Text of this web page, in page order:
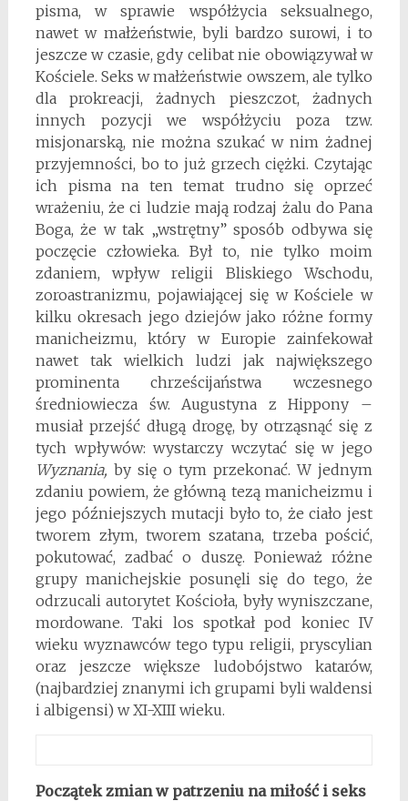
pisma, w sprawie współżycia seksualnego,
nawet w małżeństwie, byli bardzo surowi, i to
jeszcze w czasie, gdy celibat nie obowiązywał w
Kościele. Seks w małżeństwie owszem, ale tylko
dla prokreacji, żadnych pieszczot, żadnych
innych pozycji we współżyciu poza tzw.
misjonarską, nie można szukać w nim żadnej
przyjemności, bo to już grzech ciężki. Czytając
ich pisma na ten temat trudno się oprzeć
wrażeniu, że ci ludzie mają rodzaj żalu do Pana
Boga, że w tak „wstrętny” sposób odbywa się
poczęcie człowieka. Był to, nie tylko moim
zdaniem, wpływ religii Bliskiego Wschodu,
zoroastranizmu, pojawiającej się w Kościele w
kilku okresach jego dziejów jako różne formy
manicheizmu, który w Europie zainfekował
nawet tak wielkich ludzi jak największego
prominenta chrześcijaństwa wczesnego
średniowiecza św. Augustyna z Hippony –
musiał przejść długą drogę, by otrząsnąć się z
tych wpływów: wystarczy wczytać się w jego
Wyznania, by się o tym przekonać. W jednym
zdaniu powiem, że główną tezą manicheizmu i
jego późniejszych mutacji było to, że ciało jest
tworem złym, tworem szatana, trzeba pościć,
pokutować, zadbać o duszę. Ponieważ różne
grupy manichejskie posunęli się do tego, że
odrzucali autorytet Kościoła, były wyniszczane,
mordowane. Taki los spotkał pod koniec IV
wieku wyznawców tego typu religii, pryscylian
oraz jeszcze większe ludobójstwo katarów,
(najbardziej znanymi ich grupami byli waldensi
i albigensi) w XI-XIII wieku.
Początek zmian w patrzeniu na miłość i seks